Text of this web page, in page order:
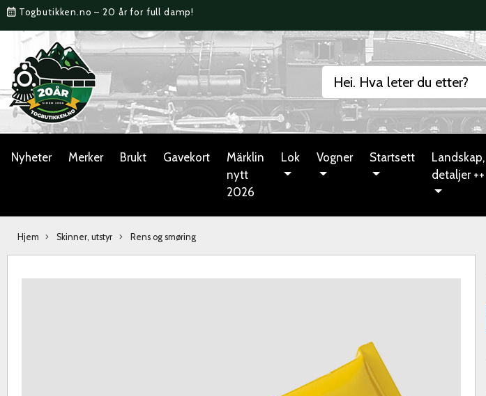
Togbutikken.no – 20 år for full damp!
Nyheter Merker Brukt Gavekort
Märklin
nytt
2026
Lok Vogner Startsett
Landskap,
detaljer ++
Hjem Skinner, utstyr Rens og smøring